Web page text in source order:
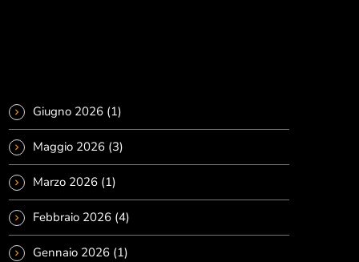
Pop
MUSICAL ROTATION
MUSICAL ROTATION
Notizie
Giugno 2026 (1)
Maggio 2026 (3)
Marzo 2026 (1)
Febbraio 2026 (4)
Gennaio 2026 (1)